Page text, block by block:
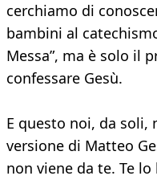
cerchiamo di
bambini al
Messa”, ma è solo il
confessare Gesù.
E questo noi, da soli,
versione di Matteo
non viene da te. Te